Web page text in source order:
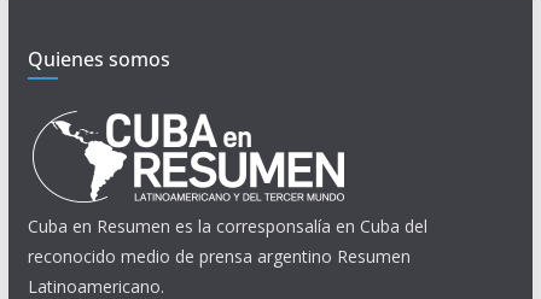
Quienes somos
Cuba en Resumen es la corresponsalía en Cuba del
reconocido medio de prensa argentino Resumen
Latinoamericano.